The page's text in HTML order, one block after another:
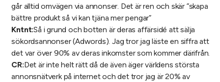
går alltid omvägen via annonser. Det är ren och skär ”skapa
bättre produkt så vi kan tjäna mer pengar”
Kntnt:Så i grund och botten är deras affärsidé att sälja
sökordsannonser (Adwords). Jag tror jag läste en siffra att
det var över 90% av deras inkomster som kommer därifrån.
CR:Det är inte helt rätt då de även äger världens största
annonsnätverk på internet och det tror jag är 20% av